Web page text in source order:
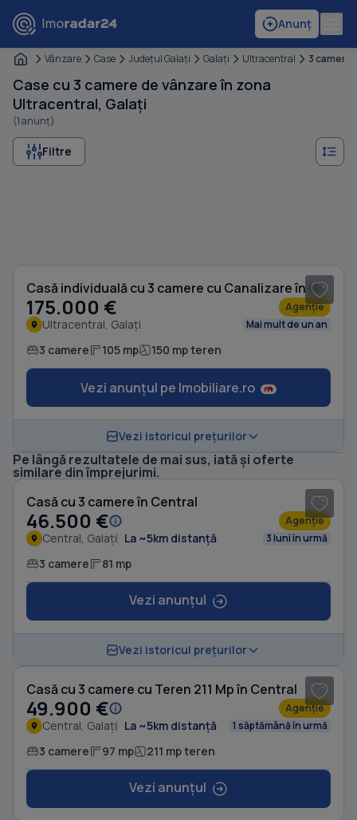
Anunț
Vânzare Case Judeţul Galaţi Galaţi Ultracentral 3 camere
Case cu 3 camere de vânzare în zona
Ultracentral, Galați
(1 anunț)
Filtre
Casă individuală cu 3 camere cu Canalizare în Ultracentral
175.000 € Agenție
Ultracentral, Galați Mai mult de un an
3 camere 105 mp 150 mp teren
Vezi anunțul pe Imobiliare.ro
Vezi istoricul prețurilor
Pe lângă rezultatele de mai sus, iată și oferte
similare din împrejurimi.
Casă cu 3 camere în Central
46.500 € Agenție
Central, Galați La ~5km distanță 3 luni în urmă
3 camere 81 mp
Vezi anunțul
Vezi istoricul prețurilor
Casă cu 3 camere cu Teren 211 Mp în Central
49.900 € Agenție
Central, Galați La ~5km distanță 1 săptămână în urmă
3 camere 97 mp 211 mp teren
Vezi anunțul